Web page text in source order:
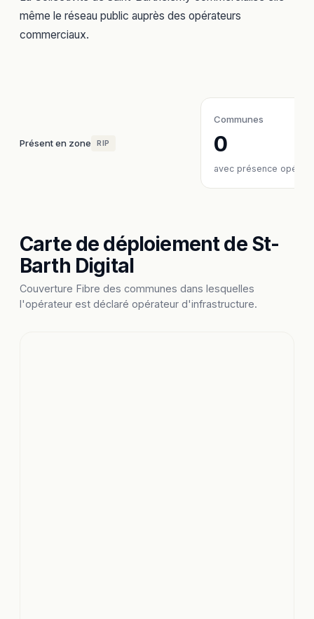
même le réseau public auprès des opérateurs
commerciaux.
Présent en zone RIP
Communes
0
avec présence
Carte de déploiement de St-
Barth Digital
Couverture Fibre des communes dans lesquelles
l'opérateur est déclaré opérateur d'infrastructure.